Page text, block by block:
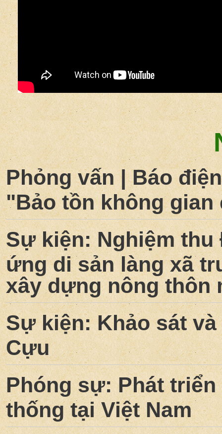
Phỏng vấn | Báo
"Bảo tồn không gian
Sự kiện: Nghiệm thu
ứng di sản làng xã
xây dựng nông thôn
Sự kiện: Khảo sát
Cựu
Phóng sự: Phát
thống tại Việt Nam